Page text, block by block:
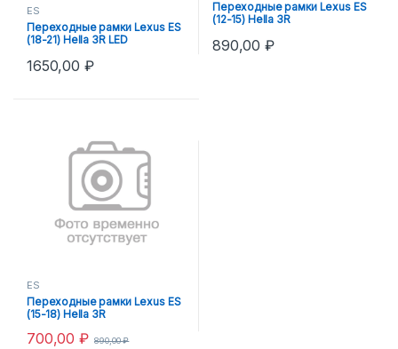
ES
Переходные рамки Lexus ES
(18-21) Hella 3R LED
1650,00 ₽
Переходные рамки Lexus ES
(12-15) Hella 3R
890,00₽
ES
Переходные рамки Lexus ES
(15-18) Hella 3R
700,00₽ 890,00₽